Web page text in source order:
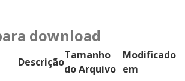
download
Descrição
Tamanho
do Arquivo
Modificado
em